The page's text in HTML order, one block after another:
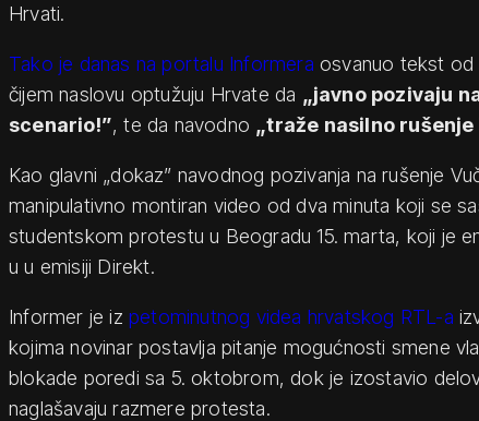
Hrvati.
Tako je danas na portalu Informera osvanuo tekst od
čijem naslovu optužuju Hrvate da „javno pozivaju
scenario!”, te da navodno „traže nasilno rušenje
Kao glavni „dokaz” navodnog pozivanja na rušenje
manipulativno montiran video od dva minuta koji se
studentskom protestu u Beogradu 15. marta, koji je
u u emisiji Direkt.
Informer je iz petominutnog videa hrvatskog RTL-a
kojima novinar postavlja pitanje mogućnosti smene
blokade poredi sa 5. oktobrom, dok je izostavio
naglašavaju razmere protesta.